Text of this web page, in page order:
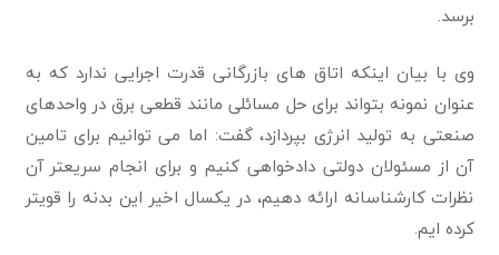
برسد.
وی با بیان اینکه اتاق های بازرگانی قدرت اجرایی ندارد که به
عنوان نمونه بتواند برای حل مسائلی مانند قطعی برق در واحدهای
صنعتی به تولید انرژی بپردازد، گفت: اما می توانیم برای تامین
آن از مسئولان دولتی دادخواهی کنیم و برای انجام سریعتر آن
نظرات کارشناسانه ارائه دهیم، در یکسال اخیر این بدنه را قویتر
کرده ایم.